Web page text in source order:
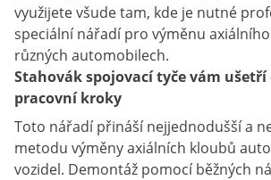
využijete všude tam, kde je nutné
speciální nářadí pro výměnu
různých automobilech.
Stahovák spojovací tyče vám ušetří
pracovní kroky
Toto nářadí přináší nejjednodušší a
metodu výměny axiálních kloubů
vozidel. Demontáž pomocí běžných